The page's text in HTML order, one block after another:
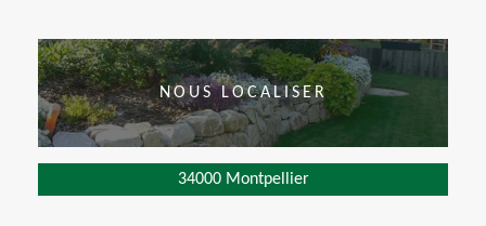
NOUS LOCALISER
34000 Montpellier